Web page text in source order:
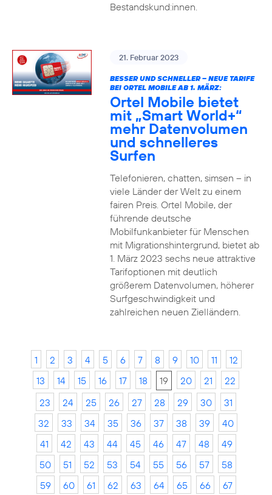
Bestandskund:innen.
21. Februar 2023
BESSER UND SCHNELLER – NEUE TARIFE
BEI ORTEL MOBILE AB 1. MÄRZ:
Ortel Mobile bietet
mit „Smart World+“
mehr Datenvolumen
und schnelleres
Surfen
Telefonieren, chatten, simsen – in
viele Länder der Welt zu einem
fairen Preis. Ortel Mobile, der
führende deutsche
Mobilfunkanbieter für Menschen
mit Migrationshintergrund, bietet ab
1. März 2023 sechs neue attraktive
Tarifoptionen mit deutlich
größerem Datenvolumen, höherer
Surfgeschwindigkeit und
zahlreichen neuen Zielländern.
1 2 3 4 5 6 7 8 9 10 11
12
13
14 15 16 17 18 19 20 21
22
23
24 25 26 27 28 29 30
31
32
33 34 35 36 37 38 39
40
41
42 43 44 45 46 47 48
49
50
51 52 53 54 55 56 57
58
59
60 61 62 63 64 65 66
67